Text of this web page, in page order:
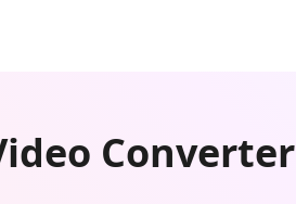
Converter